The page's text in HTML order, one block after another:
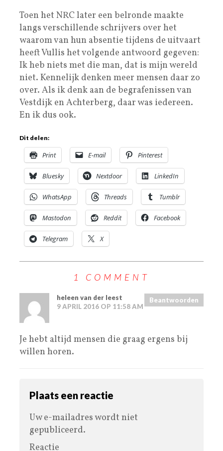
Toen het NRC later een belronde maakte
langs verschillende schrijvers over het
waarom van hun absentie tijdens de uitvaart
heeft Vullis het volgende antwoord gegeven:
Ik heb niets met die man, dat is mijn wereld
niet. Kennelijk denken meer mensen daar zo
over. Als ik denk aan de begrafenissen van
Vestdijk en Achterberg, daar was iedereen.
En ik dus ook.
Dit delen:
Print E-mail Pinterest
Bluesky Nextdoor LinkedIn
WhatsApp Threads Tumblr
Mastodon Reddit Facebook
Telegram X
1 COMMENT
heleen van der leest
9 APRIL 2016 OP 11:58 AM
Beantwoorden
Je hebt altijd mensen die graag ergens bij
willen horen.
Plaats een reactie
Uw e-mailadres wordt niet
gepubliceerd.
Reactie